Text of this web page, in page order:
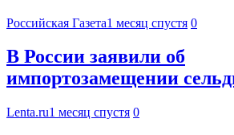
Российская Газета1 месяц спустя 0
В России заявили об
импортозамещении
Lenta.ru1 месяц спустя 0